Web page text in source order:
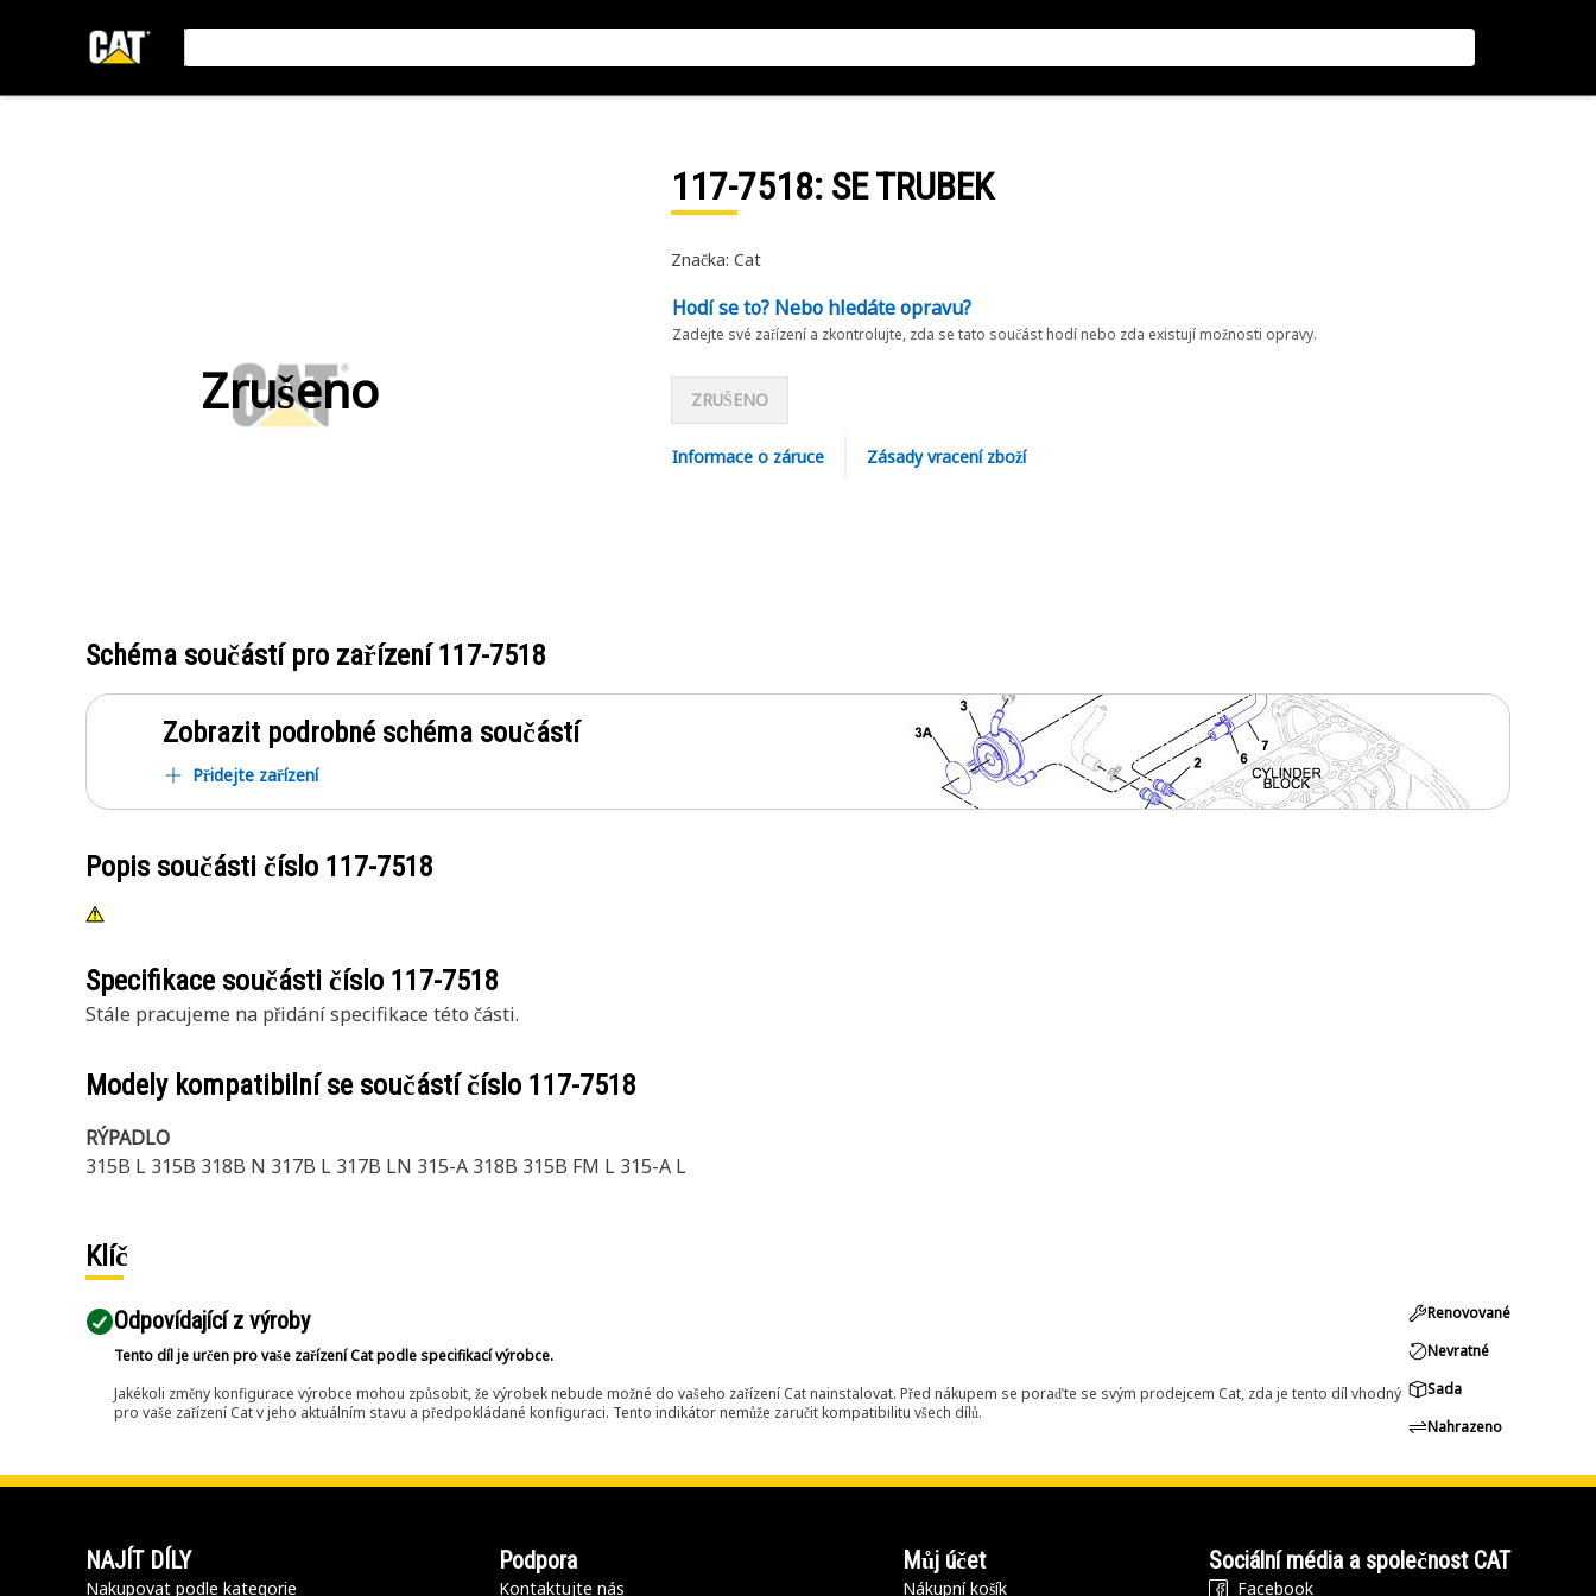
Zrušeno
117-7518: SE TRUBEK
Značka: Cat
Hodí se to? Nebo hledáte opravu?
Zadejte své zařízení a zkontrolujte, zda se tato součást hodí nebo zda existují možnosti opravy.
ZRUŠENO
Informace o záruce Zásady vracení zboží
Schéma součástí pro zařízení117-7518
Zobrazit podrobné schéma součástí
Přidejte zařízení
Popis součásti číslo 117-7518
Specifikace součásti číslo 117-7518
Stále pracujeme na přidání specifikace této části.
Modely kompatibilní se součástí číslo 117-7518
RÝPADLO
315B L 315B 318B N 317B L 317B LN 315-A 318B 315B FM L 315-A L
Klíč
Odpovídající z výroby
Tento díl je určen pro vaše zařízení Cat podle specifikací výrobce.
Jakékoli změny konfigurace výrobce mohou způsobit, že výrobek nebude možné do vašeho zařízení Cat nainstalovat. Před nákupem se poraďte se svým prodejcem Cat, zda je tento díl vhodný
pro vaše zařízení Cat v jeho aktuálním stavu a předpokládané konfiguraci. Tento indikátor nemůže zaručit kompatibilitu všech dílů.
Renovované
Nevratné
Sada
Nahrazeno
NAJÍT DÍLY
Nakupovat podle kategorie
Podpora
Kontaktujte nás
Můj účet
Nákupní košík
Sociální média a společnost CAT
Facebook